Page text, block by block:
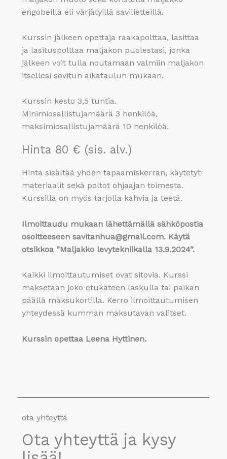
engobeilla eli värjätyillä savilietteillä.
Kurssin jälkeen opettaja raakapolttaa, lasittaa
ja lasituspolttaa maljakon puolestasi, jonka
jälkeen voit tulla noutamaan valmiin maljakon
itsellesi sovitun aikataulun mukaan.
Kurssin kesto 3,5 tuntia.
Minimiosallistujamäärä 3 henkilöä,
maksimiosallistujamäärä 10 henkilöä.
Hinta 80 € (sis. alv.)
Hinta sisältää yhden tapaamiskerran, käytetyt
materiaalit sekä poltot ohjaajan toimesta.
Kurssilla on myös tarjolla kahvia ja teetä.
Ilmoittaudu mukaan lähettämällä sähköpostia
osoitteeseen savitanhua@gmail.com. Käytä
otsikkoa ”Maljakko levytekniikalla 13.9.2024”.
Kaikki ilmoittautumiset ovat sitovia. Kurssi
maksetaan joko etukäteen laskulla tai paikan
päällä maksukortilla. Kerro ilmoittautumisen
yhteydessä kumman maksutavan valitset.
Kurssin opettaa Leena Hyttinen.
ota yhteyttä
Ota yhteyttä ja kysy